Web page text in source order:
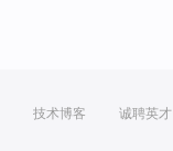
技术博客 诚聘英才